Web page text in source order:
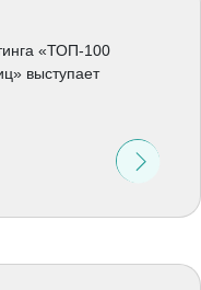
«ТОП-100
выступает